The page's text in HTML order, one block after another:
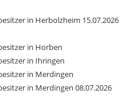
in Herbolzheim 15.07.2026
in Horben
in Ihringen
in Merdingen
in Merdingen 08.07.2026